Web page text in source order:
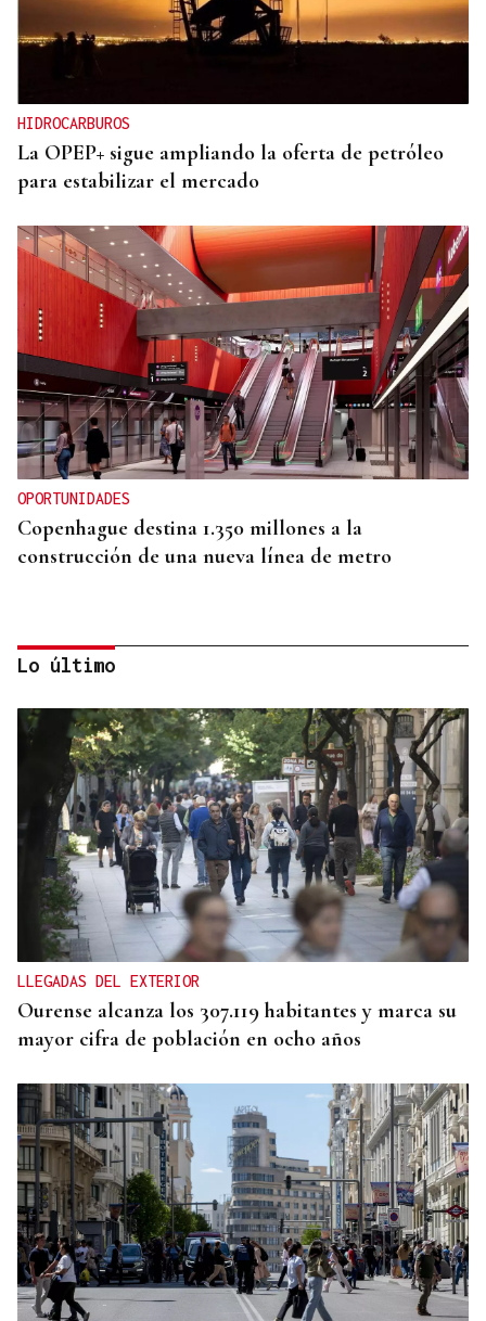
HIDROCARBUROS
La OPEP+ sigue ampliando la oferta de petróleo
para estabilizar el mercado
OPORTUNIDADES
Copenhague destina 1.350 millones a la
construcción de una nueva línea de metro
Las principales energéticas españolas arrancan
2026 con más beneficios y avanzan una nueva
ofensiva inversora
Lo último
LLEGADAS DEL EXTERIOR
Ourense alcanza los 307.119 habitantes y marca su
mayor cifra de población en ocho años